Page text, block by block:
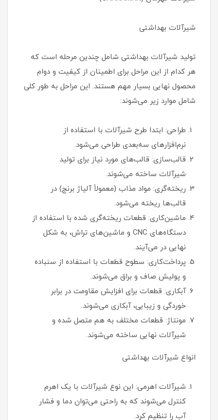
شیرآلات بهداشتی
تولید شیرآلات بهداشتی شامل چندین مرحله است که
هر کدام از این مراحل برای اطمینان از کیفیت و دوام
محصول نهایی بسیار مهم هستند. این مراحل به طور کلی
شامل موارد زیر می‌شوند:
طراحی: ابتدا طرح شیرآلات با استفاده از
نرم‌افزارهای سه‌بعدی طراحی می‌شود.
قالب‌سازی: قالب‌های مورد نیاز برای تولید
شیرآلات ساخته می‌شوند.
ریخته‌گری: مواد مذاب (معمولاً آلیاژ برنج) در
قالب‌ها ریخته می‌شود.
ماشین‌کاری: قطعات ریخته‌گری شده با استفاده از
دستگاه‌های CNC و ماشین‌های تراش، به شکل
نهایی در می‌آیند.
پرداخت‌کاری: سطوح قطعات با استفاده از سنباده
و پولیش صاف و براق می‌شوند.
آبکاری: قطعات برای افزایش مقاومت در برابر
خوردگی و زیبایی، آبکاری می‌شوند.
مونتاژ: قطعات مختلف به هم متصل شده و
شیرآلات نهایی ساخته می‌شوند.
انواع شیرآلات بهداشتی
شیرآلات اهرمی: این نوع شیرآلات با یک اهرم
کنترل می‌شوند که به راحتی می‌توان دما و فشار
آب را تنظیم کرد.